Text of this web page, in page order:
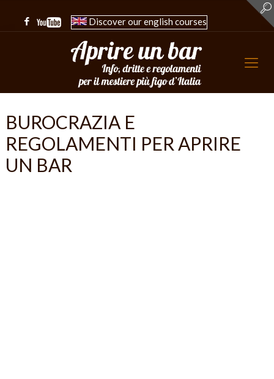
Discover our english courses
BUROCRAZIA E
REGOLAMENTI PER APRIRE
UN BAR